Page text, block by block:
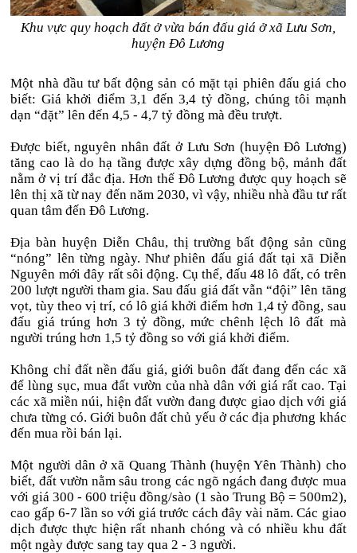
Khu vực quy hoạch đất ở vừa bán đấu giá ở xã Lưu Sơn,
huyện Đô Lương
Một nhà đầu tư bất động sản có mặt tại phiên đấu giá cho
biết: Giá khởi điểm 3,1 đến 3,4 tỷ đồng, chúng tôi mạnh
dạn “đặt” lên đến 4,5 - 4,7 tỷ đồng mà đều trượt.
Được biết, nguyên nhân đất ở Lưu Sơn (huyện Đô Lương)
tăng cao là do hạ tầng được xây dựng đồng bộ, mảnh đất
nằm ở vị trí đắc địa. Hơn thế Đô Lương được quy hoạch sẽ
lên thị xã từ nay đến năm 2030, vì vậy, nhiều nhà đầu tư rất
quan tâm đến Đô Lương.
Địa bàn huyện Diễn Châu, thị trường bất động sản cũng
“nóng” lên từng ngày. Như phiên đấu giá đất tại xã Diễn
Nguyên mới đây rất sôi động. Cụ thể, đấu 48 lô đất, có trên
200 lượt người tham gia. Sau đấu giá đất vẫn “đội” lên tăng
vọt, tùy theo vị trí, có lô giá khởi điểm hơn 1,4 tỷ đồng, sau
đấu giá trúng hơn 3 tỷ đồng, mức chênh lệch lô đất mà
người trúng hơn 1,5 tỷ đồng so với giá khởi điểm.
Không chỉ đất nền đấu giá, giới buôn đất đang đến các xã
để lùng sục, mua đất vườn của nhà dân với giá rất cao. Tại
các xã miền núi, hiện đất vườn đang được giao dịch với giá
chưa từng có. Giới buôn đất chủ yếu ở các địa phương khác
đến mua rồi bán lại.
Một người dân ở xã Quang Thành (huyện Yên Thành) cho
biết, đất vườn nằm sâu trong các ngõ ngách đang được mua
với giá 300 - 600 triệu đồng/sào (1 sào Trung Bộ = 500m2),
cao gấp 6-7 lần so với giá trước cách đây vài năm. Các giao
dịch được thực hiện rất nhanh chóng và có nhiều khu đất
một ngày được sang tay qua 2 - 3 người.